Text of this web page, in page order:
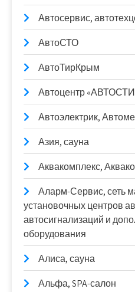
Автосервис,
АвтоСТО
АвтоТирКрым
Автоцентр
Автоэлектрик,
Азия, сауна
Аквакомплекс,
Аларм-Сервис, сеть
установочных центров
автосигнализаций и
оборудования
Алиса, сауна
Альфа, SPA-салон